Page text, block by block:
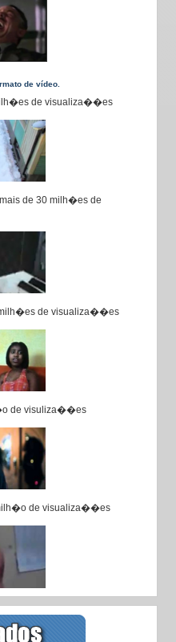
de vídeo.
de visualiza��es
de 30 milh�es de
milh�es de visualiza��es
de visuliza��es
de visualiza��es